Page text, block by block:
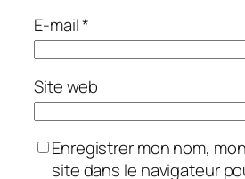
E-mail*
Site web
Enregistrer mon nom,
site dans le navigateur